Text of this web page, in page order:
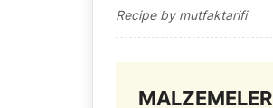
Recipe by mutfaktarifi
MALZEMELER